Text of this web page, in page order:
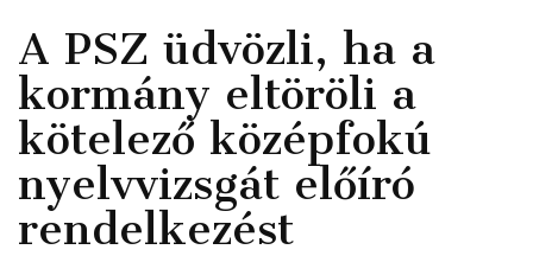
A PSZ üdvözli, ha a
kormány eltöröli a
kötelező középfokú
nyelvvizsgát előíró
rendelkezést